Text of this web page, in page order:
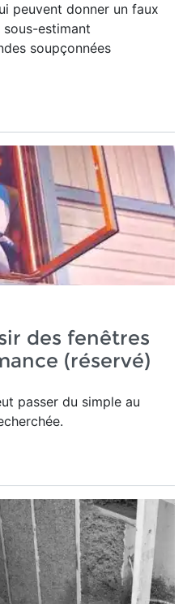
peuvent donner un faux
estimant
soupçonnées
des fenêtres
(réservé)
passer du simple au